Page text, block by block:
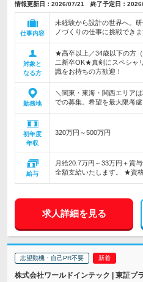
情報更新日：2026/07/21 終了予定日：
仕事内容
未経験から設計の世界へ。
ノづくりの仕事に挑戦できま
対象と
なる方
★高卒以上／34歳以下の方
二新卒OK★真剣にスペシャ
識をお持ちの方歓迎！
勤務地
＼関東・東海・関西エリア
での募集。希望を最大限考
初年度
年収
320万円～500万円
給与
月給20.7万円～33万円＋賞
全額支給いたします。 ★資
求人詳細を見る
志望動機・自己PR不要
株式会社ワールドインテック | 東証プ